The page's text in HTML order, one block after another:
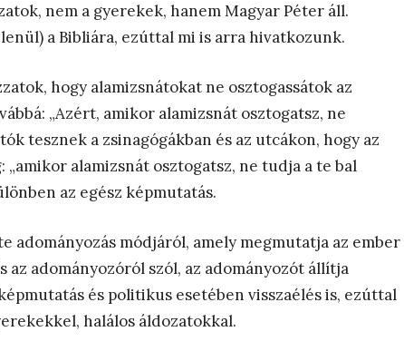
nem a gyerekek, hanem Magyar Péter áll.
a Bibliára, ezúttal mi is arra hivatkozunk.
hogy alamizsnátokat ne osztogassátok az
„Azért, amikor alamizsnát osztogatsz, ne
tesznek a zsinagógákban és az utcákon, hogy az
alamizsnát osztogatsz, ne tudja a te bal
az egész képmutatás.
adományozás módjáról, amely megmutatja az ember
az adományozóról szól, az adományozót állítja
és politikus esetében visszaélés is, ezúttal
halálos áldozatokkal.